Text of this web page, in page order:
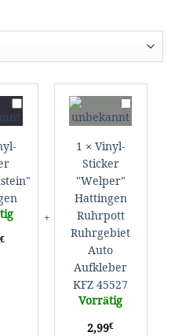
Vinyl-
Sticker
Hattingen
€
Vinyl-
Sticker
Hattingen
Ruhrpott
Ruhrgebiet
Auto
Aufkleber
KFZ
1 ×Vinyl-
Sticker
"Welper"
Hattingen
Ruhrpott
Ruhrgebiet
Auto
Aufkleber
KFZ 45527
Vorrätig
2,99€